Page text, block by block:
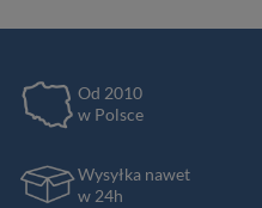
Od 2010
w Polsce
Wysyłka nawet
w 24h